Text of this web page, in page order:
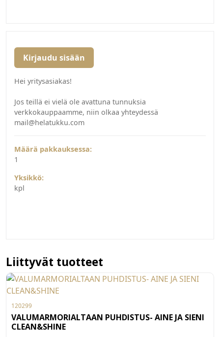
Kirjaudu sisään
Hei yritysasiakas!
Jos teillä ei vielä ole avattuna tunnuksia
verkkokauppaamme, niin olkaa yhteydessä
mail@helatukku.com
Määrä pakkauksessa:
1
Yksikkö:
kpl
Liittyvät tuotteet
120299
VALUMARMORIALTAAN PUHDISTUS- AINE JA SIENI
CLEAN&SHINE